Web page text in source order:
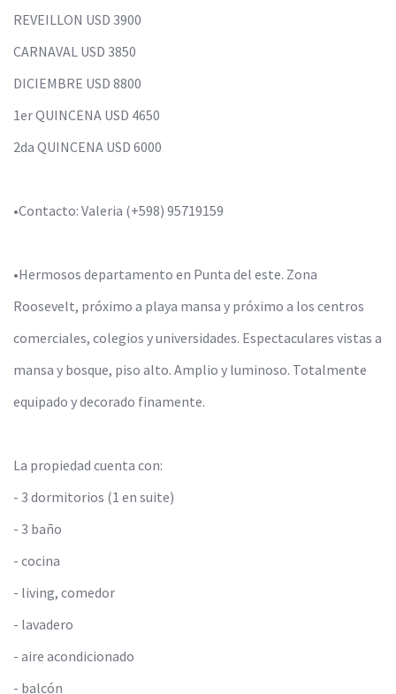
REVEILLON USD 3900
CARNAVAL USD 3850
DICIEMBRE USD 8800
1er QUINCENA USD 4650
2da QUINCENA USD 6000
•Contacto: Valeria (+598) 95719159
•Hermosos departamento en Punta del este. Zona
Roosevelt, próximo a playa mansa y próximo a los centros
comerciales, colegios y universidades. Espectaculares vistas a
mansa y bosque, piso alto. Amplio y luminoso. Totalmente
equipado y decorado finamente.
La propiedad cuenta con:
- 3 dormitorios (1 en suite)
- 3 baño
- cocina
- living, comedor
- lavadero
- aire acondicionado
- balcón